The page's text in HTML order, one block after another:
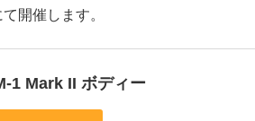
開催します。
1 Mark II ボディー